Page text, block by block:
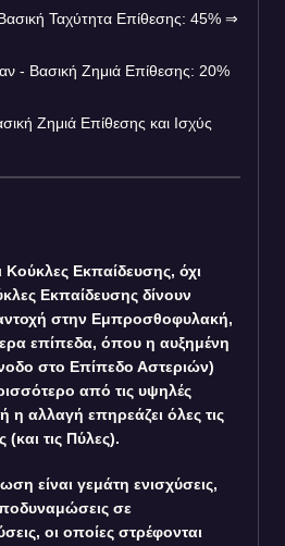
Ταχύτητα Επίθεσης: 45% ⇒
- Βασική Ζημιά Επίθεσης: 20%
Ζημιά Επίθεσης και Ισχύς
Κούκλες Εκπαίδευσης, όχι
Εκπαίδευσης δίνουν
στην Εμπροσθοφυλακή,
επίπεδα, όπου η αυξημένη
στο Επίπεδο Αστεριών)
από τις υψηλές
η αλλαγή επηρεάζει όλες τις
τις Πύλες).
είναι γεμάτη ενισχύσεις,
σε
οι οποίες στρέφονται